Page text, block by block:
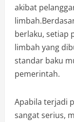
akibat
berlaku, setiap
limbah yang
standar baku
pemerintah.
Apabila terjadi
sangat serius,